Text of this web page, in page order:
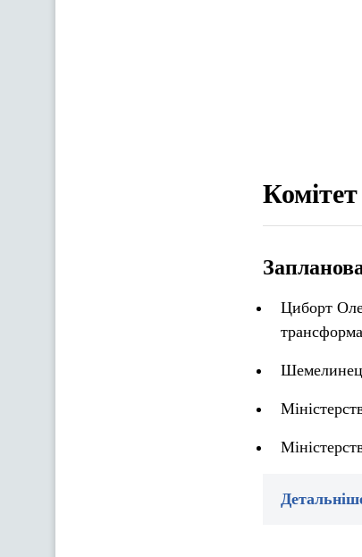
Циборт